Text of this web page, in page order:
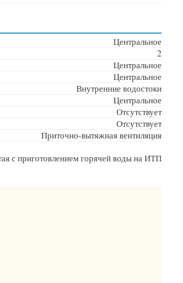
Центральное
2
Центральное
Центральное
Внутренние водостоки
Центральное
Отсутствует
Отсутствует
Приточно-вытяжная вентиляция
с приготовлением горячей воды на ИТП